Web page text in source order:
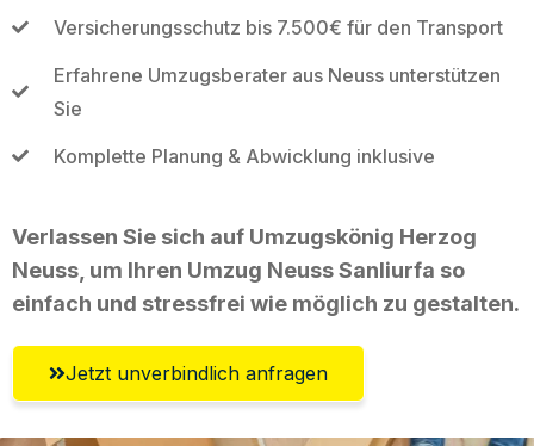
Versicherungsschutz bis 7.500€ für den Transport
Erfahrene Umzugsberater aus Neuss unterstützen
Sie
Komplette Planung & Abwicklung inklusive
Verlassen Sie sich auf Umzugskönig Herzog
Neuss, um Ihren Umzug Neuss Sanliurfa so
einfach und stressfrei wie möglich zu gestalten.
Jetzt unverbindlich anfragen